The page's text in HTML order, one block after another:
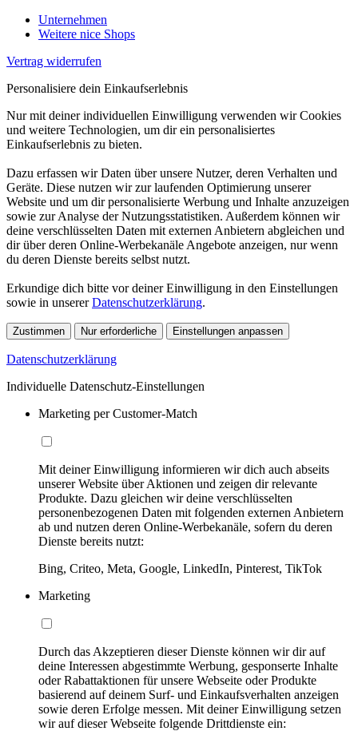
Unternehmen
Weitere nice Shops
Vertrag widerrufen
Personalisiere dein Einkaufserlebnis
Nur mit deiner individuellen Einwilligung verwenden wir Cookies
und weitere Technologien, um dir ein personalisiertes
Einkaufserlebnis zu bieten.
Dazu erfassen wir Daten über unsere Nutzer, deren Verhalten und
Geräte. Diese nutzen wir zur laufenden Optimierung unserer
Website und um dir personalisierte Werbung und Inhalte anzuzeigen
sowie zur Analyse der Nutzungsstatistiken. Außerdem können wir
deine verschlüsselten Daten mit externen Anbietern abgleichen und
dir über deren Online-Werbekanäle Angebote anzeigen, nur wenn
du deren Dienste bereits selbst nutzt.
Erkundige dich bitte vor deiner Einwilligung in den Einstellungen
sowie in unsererDatenschutzerklärung.
Zustimmen Nur erforderliche Einstellungen anpassen
Datenschutzerklärung
Individuelle Datenschutz-Einstellungen
Marketing per Customer-Match
Mit deiner Einwilligung informieren wir dich auch abseits
unserer Website über Aktionen und zeigen dir relevante
Produkte. Dazu gleichen wir deine verschlüsselten
personenbezogenen Daten mit folgenden externen Anbietern
ab und nutzen deren Online-Werbekanäle, sofern du deren
Dienste bereits nutzt:
Bing, Criteo, Meta, Google, LinkedIn, Pinterest, TikTok
Marketing
Durch das Akzeptieren dieser Dienste können wir dir auf
deine Interessen abgestimmte Werbung, gesponserte Inhalte
oder Rabattaktionen für unsere Webseite oder Produkte
basierend auf deinem Surf- und Einkaufsverhalten anzeigen
sowie deren Erfolge messen. Mit deiner Einwilligung setzen
wir auf dieser Webseite folgende Drittdienste ein: